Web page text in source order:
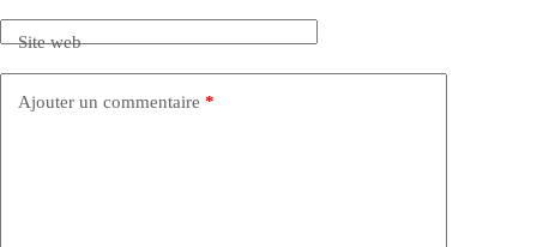
Site web
Ajouter un commentaire *